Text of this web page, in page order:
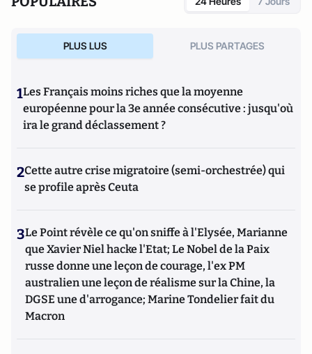
PLUS LUS PLUS PARTAGES
1Les Français moins riches que la moyenne
européenne pour la 3e année consécutive : jusqu'où
ira le grand déclassement ?
2Cette autre crise migratoire (semi-orchestrée) qui
se profile après Ceuta
3Le Point révèle ce qu'on sniffe à l'Elysée, Marianne
que Xavier Niel hacke l'Etat; Le Nobel de la Paix
russe donne une leçon de courage, l'ex PM
australien une leçon de réalisme sur la Chine, la
DGSE une d'arrogance; Marine Tondelier fait du
Macron